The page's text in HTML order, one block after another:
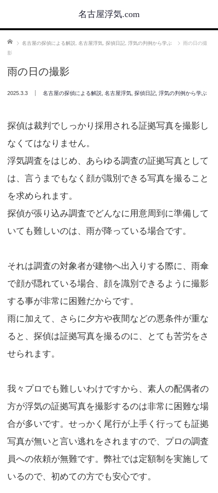
名古屋浮気.com
ホーム 名古屋の探偵による解説 名古屋浮気 探偵日記 浮気の判例から学ぶ
雨の日の撮
影
雨の日の撮影
2025.3.3 名古屋の探偵による解説 名古屋浮気 探偵日記 浮気の判例から学ぶ
探偵は裁判でしっかり採用される証拠写真を撮影し
なくてはなりません。
浮気調査をはじめ、あらゆる調査の証拠写真として
は、言うまでもなく顔が識別できる写真を撮ること
を求められます。
探偵が張り込み調査でどんなに用意周到に準備して
いても難しいのは、雨が降っている場合です。
それは調査の対象者が建物へ出入りする際に、雨傘
で顔が隠れている場合、顔を識別できるように撮影
する事が非常に困難だからです。
雨に加えて、さらに夕方や夜間などの悪条件が重な
ると、探偵は証拠写真を撮るのに、とても苦労をさ
せられます。
我々プロでも難しいわけですから、素人の配偶者の
方が浮気の証拠写真を撮影するのは非常に困難な場
合が多いです。せっかく尾行が上手く行っても証拠
写真が無いと言い逃れをされますので、プロの調査
員への依頼が無難です。弊社では定額制を実施して
いるので、初めての方でも安心です。